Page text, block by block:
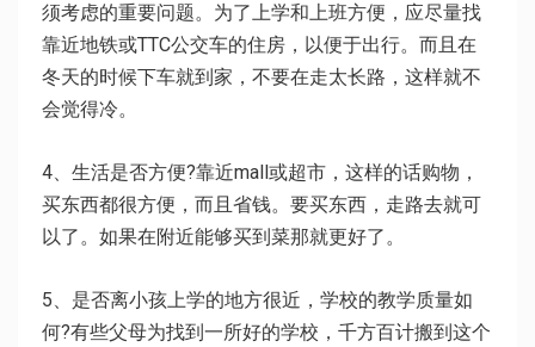
须考虑的重要问题。为了上学和上班方便，应尽量找
靠近地铁或TTC公交车的住房，以便于出行。而且在
冬天的时候下车就到家，不要在走太长路，这样就不
会觉得冷。
4、生活是否方便?靠近mall或超市，这样的话购物，
买东西都很方便，而且省钱。要买东西，走路去就可
以了。如果在附近能够买到菜那就更好了。
5、是否离小孩上学的地方很近，学校的教学质量如
何?有些父母为找到一所好的学校，千方百计搬到这个